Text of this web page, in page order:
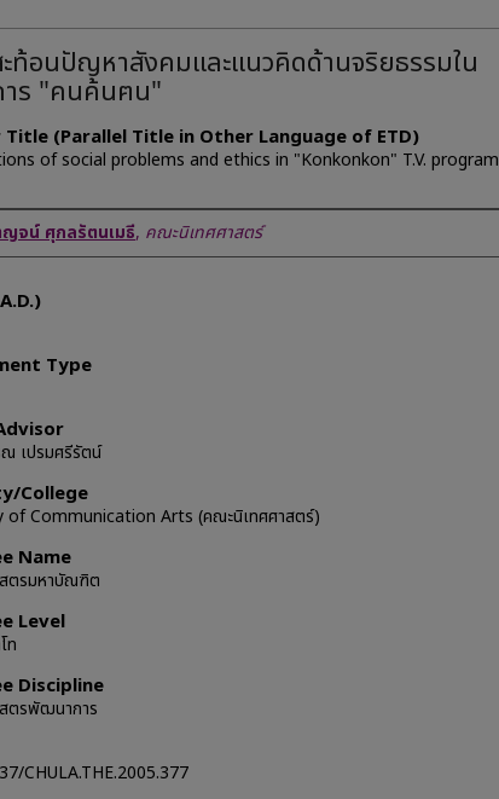
ท้อนปัญหาสังคมและแนวคิดด้านจริยธรรมใน
าร "คนค้นฅน"
(Parallel Title in Other Language of ETD)
of social problems and ethics in "Konkonkon" T.V. program
จน์ ศุกลรัตนเมธี, คณะนิเทศศาสตร์
Type
เปรมศรีรัตน์
College
of Communication Arts (คณะนิเทศศาสตร์)
Name
ตรมหาบัณฑิต
Level
ท
Discipline
ตรพัฒนาการ
CHULA.THE.2005.377